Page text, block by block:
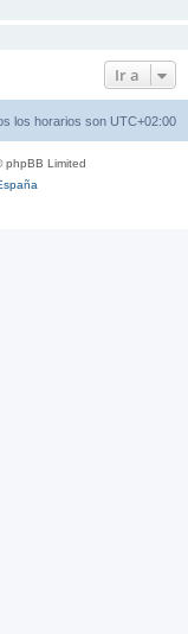
Ir a
los horarios son UTC+02:00
phpBB Limited